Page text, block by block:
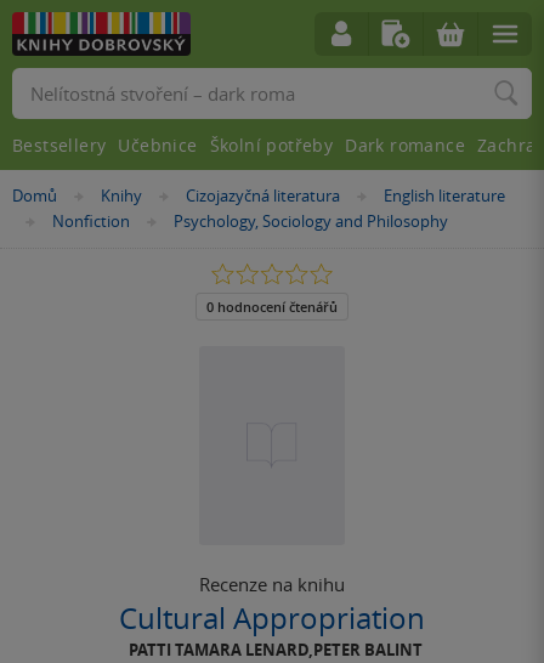
Nacházíte
Domů »Knihy »Cizojazyčná literatura »English literature
»
Nonfiction »Psychology, Sociology and Philosophy
Recenze na knihu
Cultural Appropriation
PATTI TAMARA LENARD,PETER BALINT
0.0
z
5
0 hodnocení čtenářů
Vyhledávání
Bestsellery Učebnice Školní potřeby Dark romance